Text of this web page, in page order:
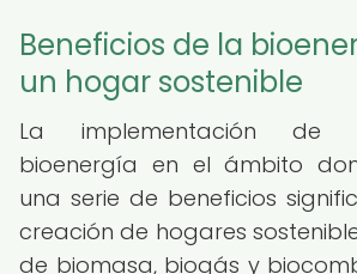
Beneficios de la
un hogar sostenible
La implementación de
bioenergía en el ámbito
una serie de beneficios
creación de hogares
de biomasa, biogás y